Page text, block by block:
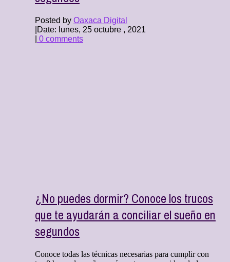
Posted by Oaxaca Digital
Date: lunes, 25 octubre , 2021
0 comments
¿No puedes dormir? Conoce los trucos
que te ayudarán a conciliar el sueño en
segundos
Conoce todas las técnicas necesarias para cumplir con